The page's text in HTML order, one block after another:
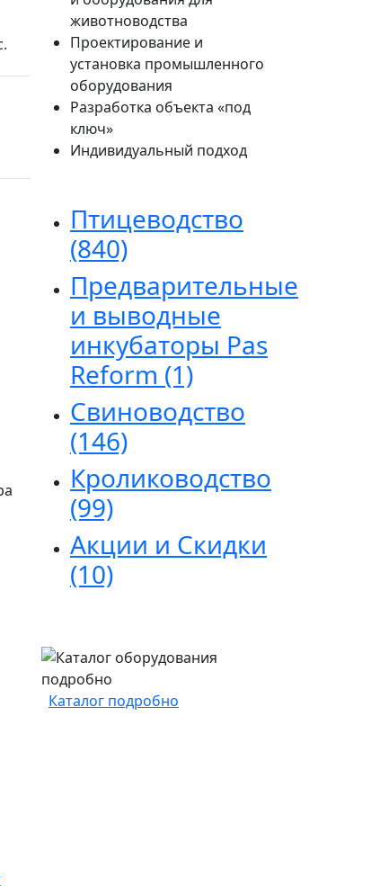
животноводства
Проектирование и
установка промышленного
оборудования
Разработка объекта «под
ключ»
Индивидуальный подход
Птицеводство
(840)
Предварительные
и выводные
инкубаторы Pas
Reform (1)
Свиноводство
(146)
Кролиководство
(99)
Акции и Скидки
(10)
Каталог подробно